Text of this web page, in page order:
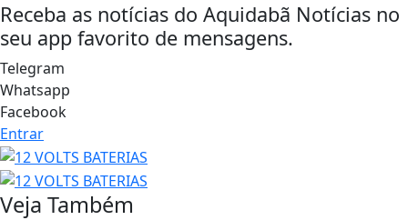
Receba as notícias do Aquidabã Notícias no
seu app favorito de mensagens.
Telegram
Whatsapp
Facebook
Entrar
Veja Também